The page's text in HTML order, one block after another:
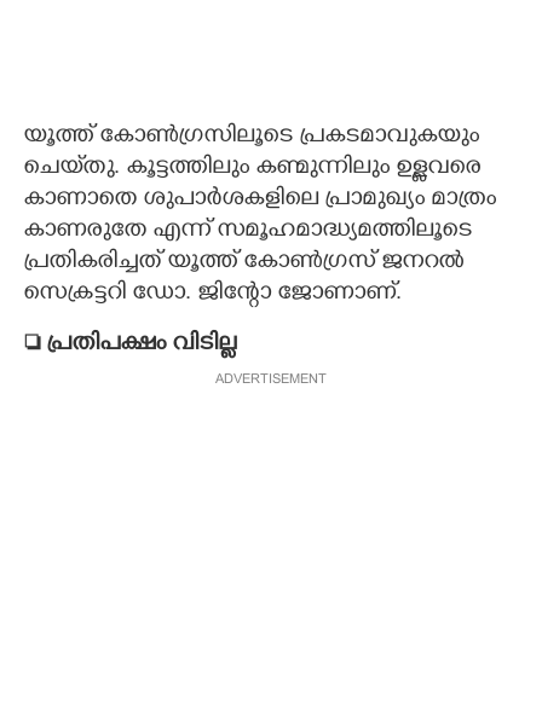
യൂത്ത് കോൺഗ്രസിലൂടെ പ്രകടമാവുകയും
ചെയ്‌തു. കൂട്ടത്തിലും കണ്മുന്നിലും ഉള്ളവരെ
കാണാതെ ശുപാർശകളിലെ പ്രാമുഖ്യം മാത്രം
കാണരുതേ എന്ന് സമൂഹമാദ്ധ്യമത്തിലൂടെ
പ്രതികരിച്ചത് യൂത്ത് കോൺഗ്രസ് ജനറൽ
സെക്രട്ടറി ഡോ. ജിന്റോ ജോണാണ്.
 പ്രതിപക്ഷം വിടില്ല
ADVERTISEMENT